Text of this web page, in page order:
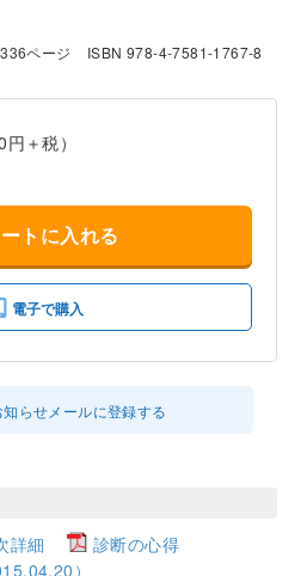
336ページ ISBN 978-4-7581-1767-8
＋税）
トに入れる
電子で購入
らせメールに登録する
詳細
診断の心得
）